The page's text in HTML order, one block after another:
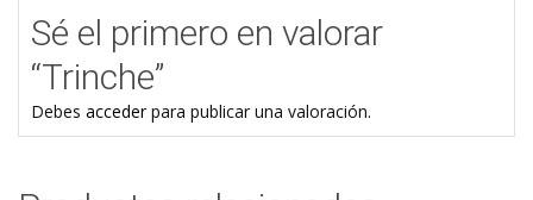
Sé el primero en valorar
“Trinche”
Debes accederpara publicar una valoración.